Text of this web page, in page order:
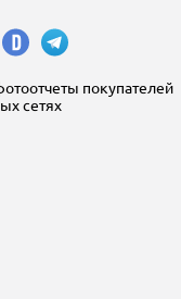
покупателей
сетях